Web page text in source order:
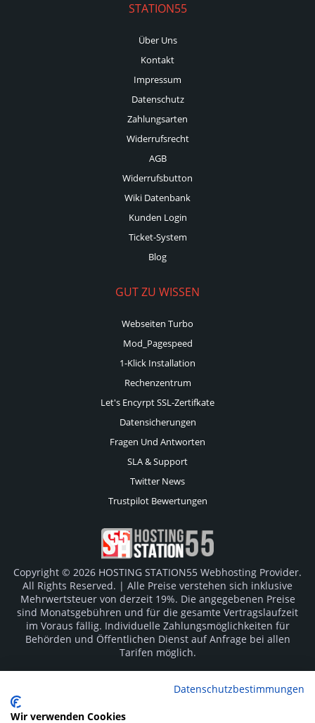
STATION55
Über Uns
Kontakt
Impressum
Datenschutz
Zahlungsarten
Widerrufsrecht
AGB
Widerrufsbutton
Wiki Datenbank
Kunden Login
Ticket-System
Blog
GUT ZU WISSEN
Webseiten Turbo
Mod_Pagespeed
1-Klick Installation
Rechenzentrum
Let's Encyrpt SSL-Zertifkate
Datensicherungen
Fragen Und Antworten
SLA & Support
Twitter News
Trustpilot Bewertungen
Copyright © 2026 HOSTING STATION55 Webhosting Provider.
All Rights Reserved. | Alle Preise verstehen sich inklusive
Mehrwertsteuer von derzeit 19%. Die angegebenen Preise
sind Monatsgebühren und für die gesamte Vertragslaufzeit
im Voraus fällig. Individuelle Zahlungsmöglichkeiten für
Behörden und Öffentlichen Dienst auf Anfrage bei allen
Tarifen möglich.
Hersteller. Irrtümer vorbehalten.Datenschutzbestimmungen
Wir verwenden Cookies